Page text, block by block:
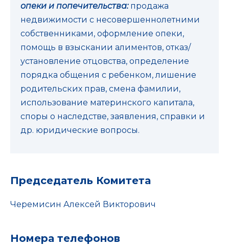
опеки и попечительства: продажа
недвижимости с несовершеннолетними
собственниками, оформление опеки,
помощь в взыскании алиментов, отказ/
установление отцовства, определение
порядка общения с ребенком, лишение
родительских прав, смена фамилии,
использование материнского капитала,
споры о наследстве, заявления, справки и
др. юридические вопросы.
Председатель Комитета
Черемисин Алексей Викторович
Номера телефонов